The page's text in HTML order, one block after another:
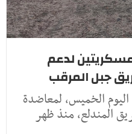
لدعم
جبل المرقب
الخميس، لمعاضدة
المندلع، منذ ظهر